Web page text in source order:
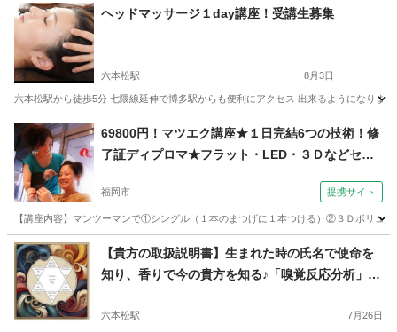
福岡 福岡市 天神南駅 その他 パーソナルカラー
ヘッドマッサージ１day講座！受講生募集
六本松駅 8月3日
六本松駅から徒歩5分 七隈線延伸で博多駅からも便利にアクセス 出来るようになり
福岡 福岡市 六本松駅 マッサージ
69800円！マツエク講座★１日完結6つの技術！修
了証ディプロマ★フラット・LED・３Ｄなどセッ
校）
福岡市 提携サイト
【講座内容】マンツーマンで①シングル（１本のまつげに１本つける）②３Ｄボリュ
福岡 福岡市 メイク
【貴方の取扱説明書】生まれた時の氏名で使命を
知り、香りで今の貴方を知る♪「嗅覚反応分析」＆
六本松駅 7月26日